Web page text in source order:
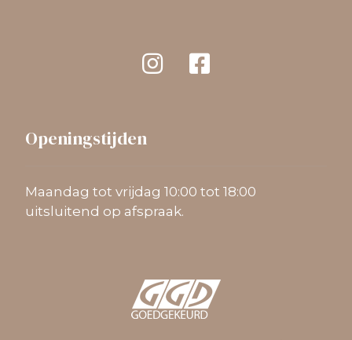
Openingstijden
Maandag tot vrijdag 10:00 tot 18:00
uitsluitend op afspraak.